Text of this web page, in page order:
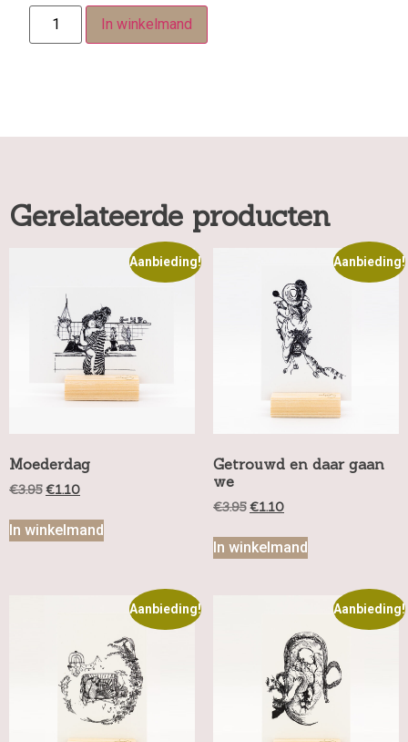
In winkelmand
Gerelateerde producten
Aanbieding!
Moederdag
€3.95 €1.10
In winkelmand
Aanbieding!
Getrouwd en daar gaan
we
€3.95 €1.10
In winkelmand
Aanbieding! Aanbieding!